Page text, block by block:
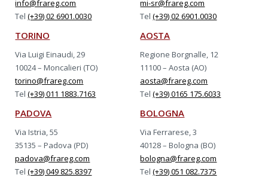
info@frareg.com
Tel(+39) 02 6901.0030
mi-sr@frareg.com
Tel(+39) 02 6901.0030
TORINO
Via Luigi Einaudi, 29
10024 – Moncalieri (TO)
torino@frareg.com
Tel(+39) 011 1883.7163
AOSTA
Regione Borgnalle, 12
11100 – Aosta (AO)
aosta@frareg.com
Tel(+39) 0165 175.6033
PADOVA
Via Istria, 55
35135 – Padova (PD)
padova@frareg.com
Tel(+39) 049 825.8397
BOLOGNA
Via Ferrarese, 3
40128 – Bologna (BO)
bologna@frareg.com
Tel(+39) 051 082.7375